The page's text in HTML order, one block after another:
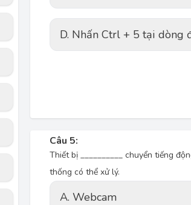
D. Nhấn Ctrl + 5 tại dòng
Câu 5:
Thiết bị __________ chuyển tiếng
thống có thể xử lý.
A. Webcam